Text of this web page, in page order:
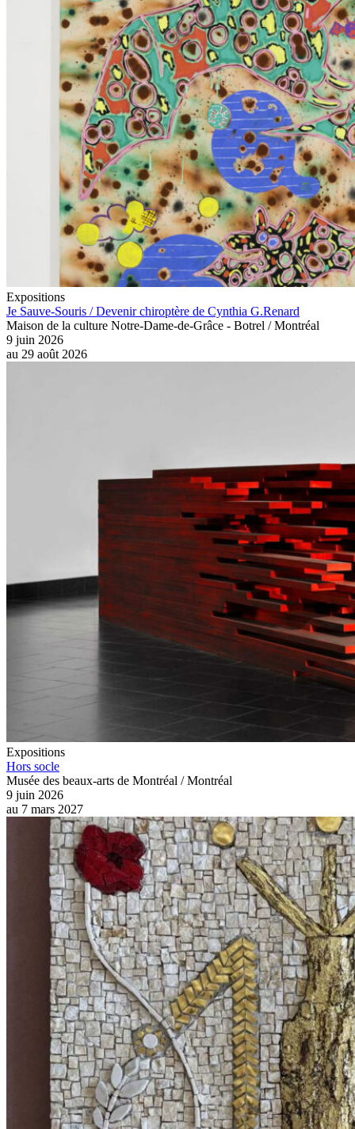
Expositions
Je Sauve-Souris / Devenir chiroptère de Cynthia G.Renard
Maison de la culture Notre-Dame-de-Grâce - Botrel / Montréal
9 juin 2026
Expositions
Hors socle
Musée des beaux-arts de Montréal / Montréal
9 juin 2026
7 mars 2027